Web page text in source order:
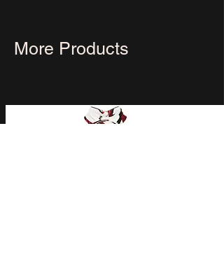
More Products